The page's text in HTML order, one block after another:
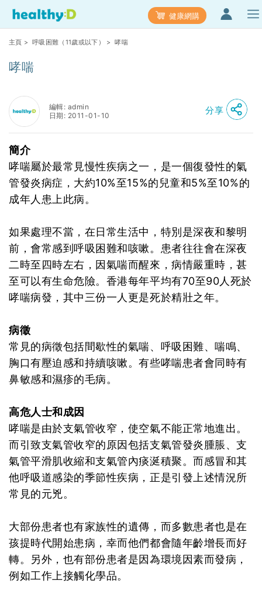
健康網購
主頁 > 呼吸困難（11歲或以下） > 哮喘
哮喘
編輯: admin
日期: 2011-01-10
分享
簡介
哮喘屬於最常見慢性疾病之一，是一個復發性的氣
管發炎病症，大約10%至15%的兒童和5%至10%的
成年人患上此病。
如果處理不當，在日常生活中，特別是深夜和黎明
前，會常感到呼吸困難和咳嗽。患者往往會在深夜
二時至四時左右，因氣喘而醒來，病情嚴重時，甚
至可以有生命危險。香港每年平均有70至90人死於
哮喘病發，其中三份一人更是死於精壯之年。
病徵
常見的病徵包括間歇性的氣喘、呼吸困難、喘鳴、
胸口有壓迫感和持續咳嗽。有些哮喘患者會同時有
鼻敏感和濕疹的毛病。
高危人士和成因
哮喘是由於支氣管收窄，使空氣不能正常地進出。
而引致支氣管收窄的原因包括支氣管發炎腫脹、支
氣管平滑肌收縮和支氣管內痰涎積聚。而感冒和其
他呼吸道感染的季節性疾病，正是引發上述情況所
常見的元兇。
大部份患者也有家族性的遺傳，而多數患者也是在
孩提時代開始患病，幸而他們都會隨年齡增長而好
轉。另外，也有部份患者是因為環境因素而發病，
例如工作上接觸化學品。